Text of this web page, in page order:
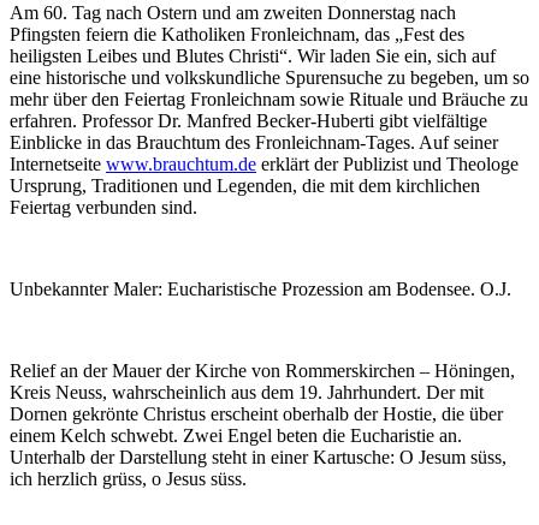
Am 60. Tag nach Ostern und am zweiten Donnerstag nach
Pfingsten feiern die Katholiken Fronleichnam, das „Fest des
heiligsten Leibes und Blutes Christi“. Wir laden Sie ein, sich auf
eine historische und volkskundliche Spurensuche zu begeben, um so
mehr über den Feiertag Fronleichnam sowie Rituale und Bräuche zu
erfahren. Professor Dr. Manfred Becker-Huberti gibt vielfältige
Einblicke in das Brauchtum des Fronleichnam-Tages. Auf seiner
Internetseite www.brauchtum.de erklärt der Publizist und Theologe
Ursprung, Traditionen und Legenden, die mit dem kirchlichen
Feiertag verbunden sind.
Unbekannter Maler: Eucharistische Prozession am Bodensee. O.J.
Relief an der Mauer der Kirche von Rommerskirchen – Höningen,
Kreis Neuss, wahrscheinlich aus dem 19. Jahrhundert. Der mit
Dornen gekrönte Christus erscheint oberhalb der Hostie, die über
einem Kelch schwebt. Zwei Engel beten die Eucharistie an.
Unterhalb der Darstellung steht in einer Kartusche: O Jesum süss,
ich herzlich grüss, o Jesus süss.